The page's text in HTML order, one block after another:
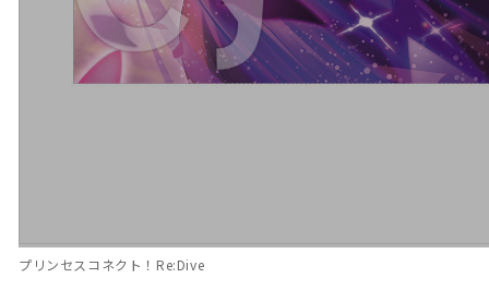
プリンセスコネクト！Re:Dive